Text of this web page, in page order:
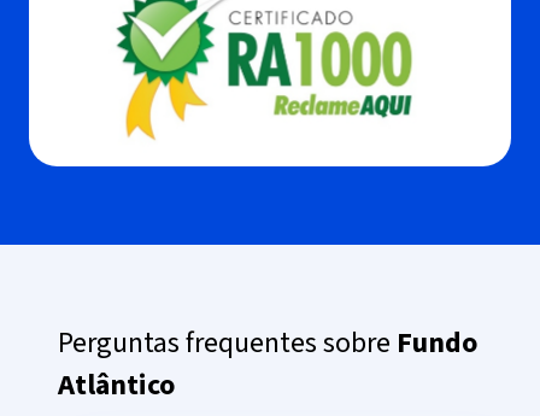
Perguntas frequentes sobre Fundo
Atlântico